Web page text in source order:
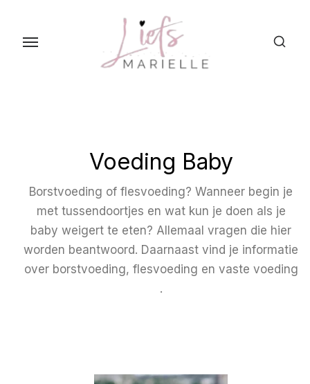
Voeding Baby
Borstvoeding of flesvoeding?­ Wanneer begin je
met tussendoortjes en wat kun je doen als je
baby weigert te eten? Allemaal vragen die hier
worden beantwoord. Daarnaast vind je informatie
over borstvoeding, flesvoeding en vaste voeding
.